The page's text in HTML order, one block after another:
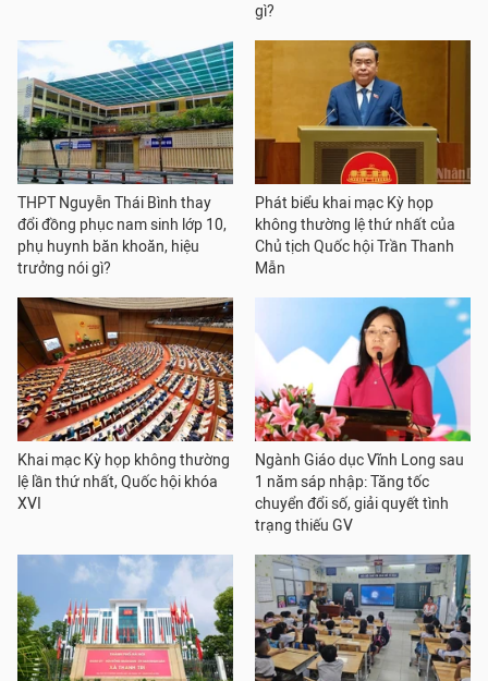
gì?
THPT Nguyễn Thái Bình thay
đổi đồng phục nam sinh lớp 10,
phụ huynh băn khoăn, hiệu
trưởng nói gì?
Phát biểu khai mạc Kỳ họp
không thường lệ thứ nhất của
Chủ tịch Quốc hội Trần Thanh
Mẫn
Khai mạc Kỳ họp không thường
lệ lần thứ nhất, Quốc hội khóa
XVI
Ngành Giáo dục Vĩnh Long sau
1 năm sáp nhập: Tăng tốc
chuyển đổi số, giải quyết tình
trạng thiếu GV